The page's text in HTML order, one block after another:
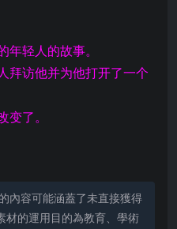
轻人的故事。
拜访他并为他打开了一个
了。
內容可能涵蓋了未直接獲得
材的運用目的為教育、學術